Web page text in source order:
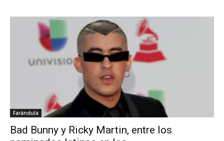
Farándula
Bad Bunny y Ricky Martin, entre los